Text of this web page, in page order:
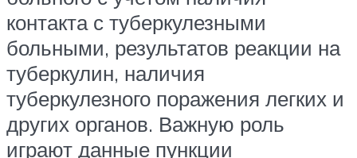
контакта с туберкулезными
больными, результатов реакции на
туберкулин, наличия
туберкулезного поражения легких и
других органов. Важную роль
играют данные пункции